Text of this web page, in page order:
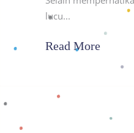
lucu
Read More